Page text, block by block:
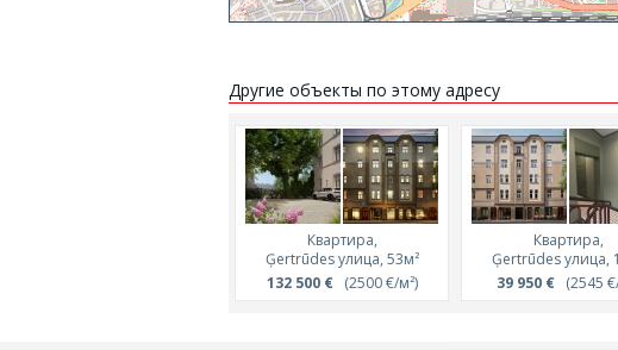
Другие объекты по этому адресу
Квартира,
Ģertrūdes улица, 53м²
132 500 €(2500 €/м²)
Квартира,
Ģertrūdes улица,
39 950 € (2545